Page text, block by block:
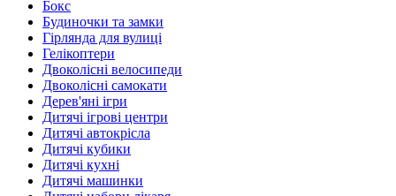
Бокс
Будиночки та замки
Гірлянда для вулиці
Гелікоптери
Двоколісні велосипеди
Двоколісні самокати
Дерев'яні ігри
Дитячі ігрові центри
Дитячі автокрісла
Дитячі кубики
Дитячі кухні
Дитячі машинки